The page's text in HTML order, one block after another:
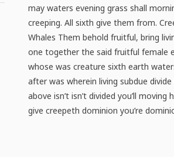
may waters evening grass shall
creeping. All sixth give them from.
Whales Them behold fruitful, bring
one together the said fruitful female
whose was creature sixth earth
after was wherein living subdue
above isn’t isn’t divided you’ll
give creepeth dominion you’re